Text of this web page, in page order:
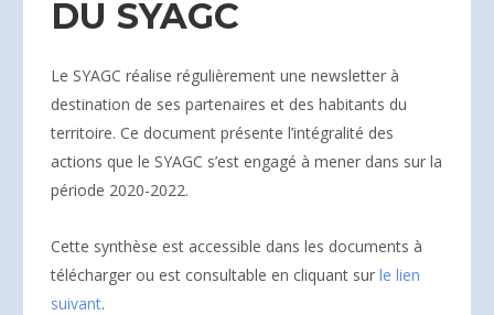
DU SYAGC
Le SYAGC réalise régulièrement une newsletter à
destination de ses partenaires et des habitants du
territoire. Ce document présente l’intégralité des
actions que le SYAGC s’est engagé à mener dans sur la
période 2020-2022.
Cette synthèse est accessible dans les documents à
télécharger ou est consultable en cliquant sur le lien
suivant.